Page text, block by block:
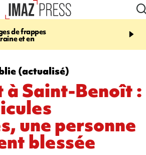
de frappes
et en
17:14
Quatre
européennes pour les
(actualisé)
à Saint-Benoît :
une personne
blessée